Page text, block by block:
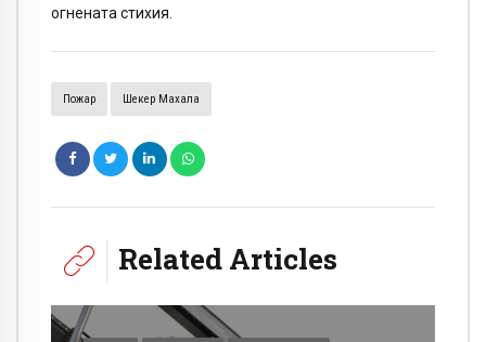
огнената стихия.
Пожар Шекер Махала
Related Articles